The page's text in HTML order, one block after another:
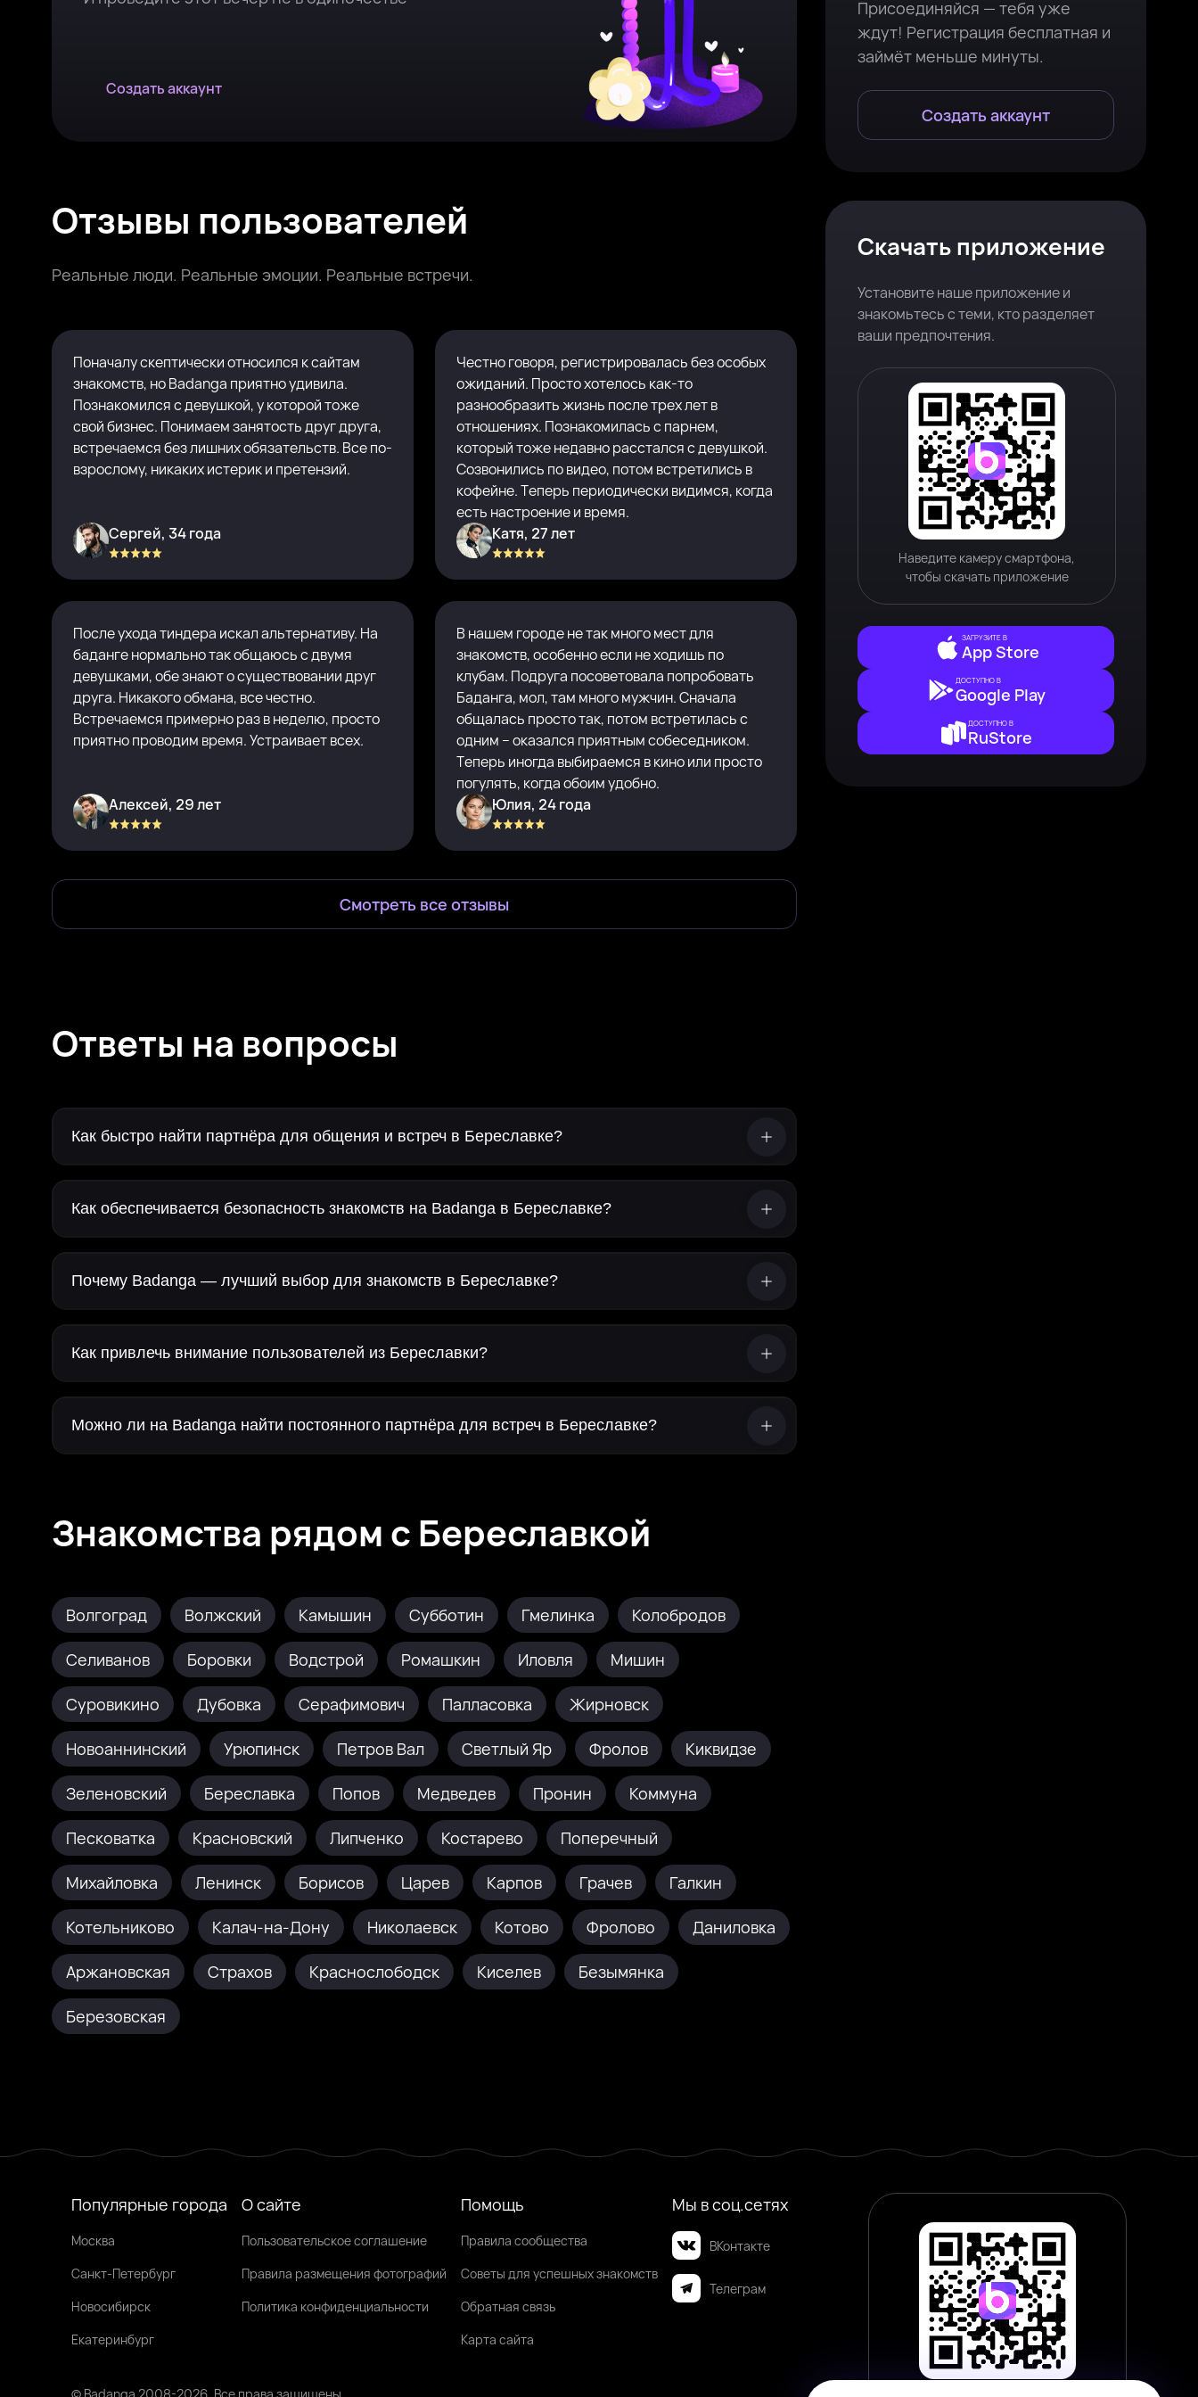
Создать аккаунт
Отзывы пользователей
Реальные люди. Реальные эмоции. Реальные встречи.
Поначалу скептически относился к сайтам
знакомств, но Badanga приятно удивила.
Познакомился с девушкой, у которой тоже
свой бизнес. Понимаем занятость друг друга,
встречаемся без лишних обязательств. Все по-
взрослому, никаких истерик и претензий.
Сергей, 34 года
Честно говоря, регистрировалась без особых
ожиданий. Просто хотелось как-то
разнообразить жизнь после трех лет в
отношениях. Познакомилась с парнем,
который тоже недавно расстался с девушкой.
Созвонились по видео, потом встретились в
кофейне. Теперь периодически видимся, когда
есть настроение и время.
Катя, 27 лет
После ухода тиндера искал альтернативу. На
баданге нормально так общаюсь с двумя
девушками, обе знают о существовании друг
друга. Никакого обмана, все честно.
Встречаемся примерно раз в неделю, просто
приятно проводим время. Устраивает всех.
Алексей, 29 лет
В нашем городе не так много мест для
знакомств, особенно если не ходишь по
клубам. Подруга посоветовала попробовать
Баданга, мол, там много мужчин. Сначала
общалась просто так, потом встретилась с
одним – оказался приятным собеседником.
Теперь иногда выбираемся в кино или просто
погулять, когда обоим удобно.
Юлия, 24 года
Смотреть все отзывы
Ответы на вопросы
Как быстро найти партнёра для общения и встреч в Береславке?
Как обеспечивается безопасность знакомств на Badanga в Береславке?
Почему Badanga — лучший выбор для знакомств в Береславке?
Как привлечь внимание пользователей из Береславки?
Можно ли на Badanga найти постоянного партнёра для встреч в Береславке?
Знакомства рядом с Береславкой
Волгоград Волжский Камышин Субботин Гмелинка Колобродов
Селиванов Боровки Водстрой Ромашкин Иловля Мишин
Суровикино Дубовка Серафимович Палласовка Жирновск
Новоаннинский Урюпинск Петров Вал Светлый Яр Фролов Киквидзе
Зеленовский Береславка Попов Медведев Пронин Коммуна
Песковатка Красновский Липченко Костарево Поперечный
Михайловка Ленинск Борисов Царев Карпов Грачев Галкин
Котельниково Калач-на-Дону Николаевск Котово Фролово Даниловка
Аржановская Страхов Краснослободск Киселев Безымянка
Березовская
Присоединяйся — тебя уже
ждут! Регистрация бесплатная и
займёт меньше минуты.
Создать аккаунт
Скачать приложение
Установите наше приложение и
знакомьтесь с теми, кто разделяет
ваши предпочтения.
Наведите камеру смартфона,
чтобы скачать приложение
ЗАГРУЗИТЕ В
App Store
ДОСТУПНО В
Google Play
ДОСТУПНО В
RuStore
Популярные города
Москва
Санкт-Петербург
Новосибирск
Екатеринбург
О сайте
Пользовательское соглашение
Правила размещения фотографий
Политика конфиденциальности
Помощь
Правила сообщества
Советы для успешных знакомств
Обратная связь
Карта сайта
Мы в соц.сетях
ВКонтакте
Телеграм